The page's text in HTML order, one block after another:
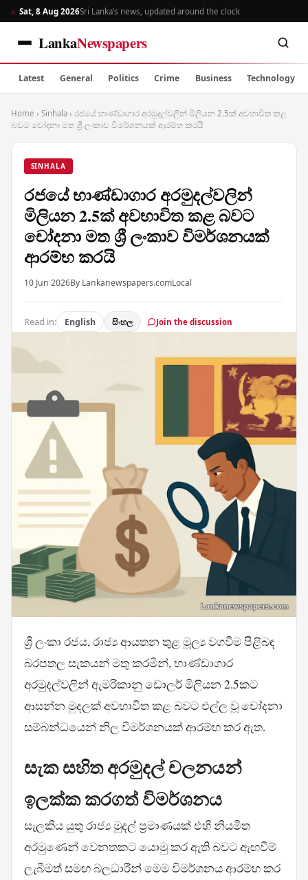
Sat, 8 Aug 2026Sri Lanka’s news, updated around the clock
LankaNewspapers
Latest General Politics Crime Business Technology
Home › Sinhala › රජයේ භාණ්ඩාගාර අරමුදල්වලින් මිලියන 2.5ක් අවභාවිත කළ
බවට චෝදනා මත ශ්‍රී ලංකාව විමර්ශනයක් ආරම්භ කරයි
SINHALA
රජයේ භාණ්ඩාගාර අරමුදල්වලින්
මිලියන 2.5ක් අවභාවිත කළ බවට
චෝදනා මත ශ්‍රී ලංකාව විමර්ශනයක්
ආරම්භ කරයි
10 Jun 2026By Lankanewspapers.comLocal
Read in: English සිංහල Join the discussion
ශ්‍රී ලංකා රජය, රාජ්‍ය ආයතන තුළ මූල්‍ය වගවීම පිළිබඳ
බරපතල සැකයන් මතු කරමින්, භාණ්ඩාගාර
අරමුදල්වලින් ඇමරිකානු ඩොලර් මිලියන 2.5කට
ආසන්න මුදලක් අවභාවිත කළ බවට එල්ල වූ චෝදනා
සම්බන්ධයෙන් නිල විමර්ශනයක් ආරම්භ කර ඇත.
සැක සහිත අරමුදල් චලනයන්
ඉලක්ක කරගත් විමර්ශනය
සැලකිය යුතු රාජ්‍ය මුදල් ප්‍රමාණයක් එහි නියමිත
අරමුණෙන් වෙනතකට යොමු කර ඇති බවට ඇඟවීම්
ලැබීමත් සමඟ බලධාරීන් මෙම විමර්ශනය ආරම්භ කර